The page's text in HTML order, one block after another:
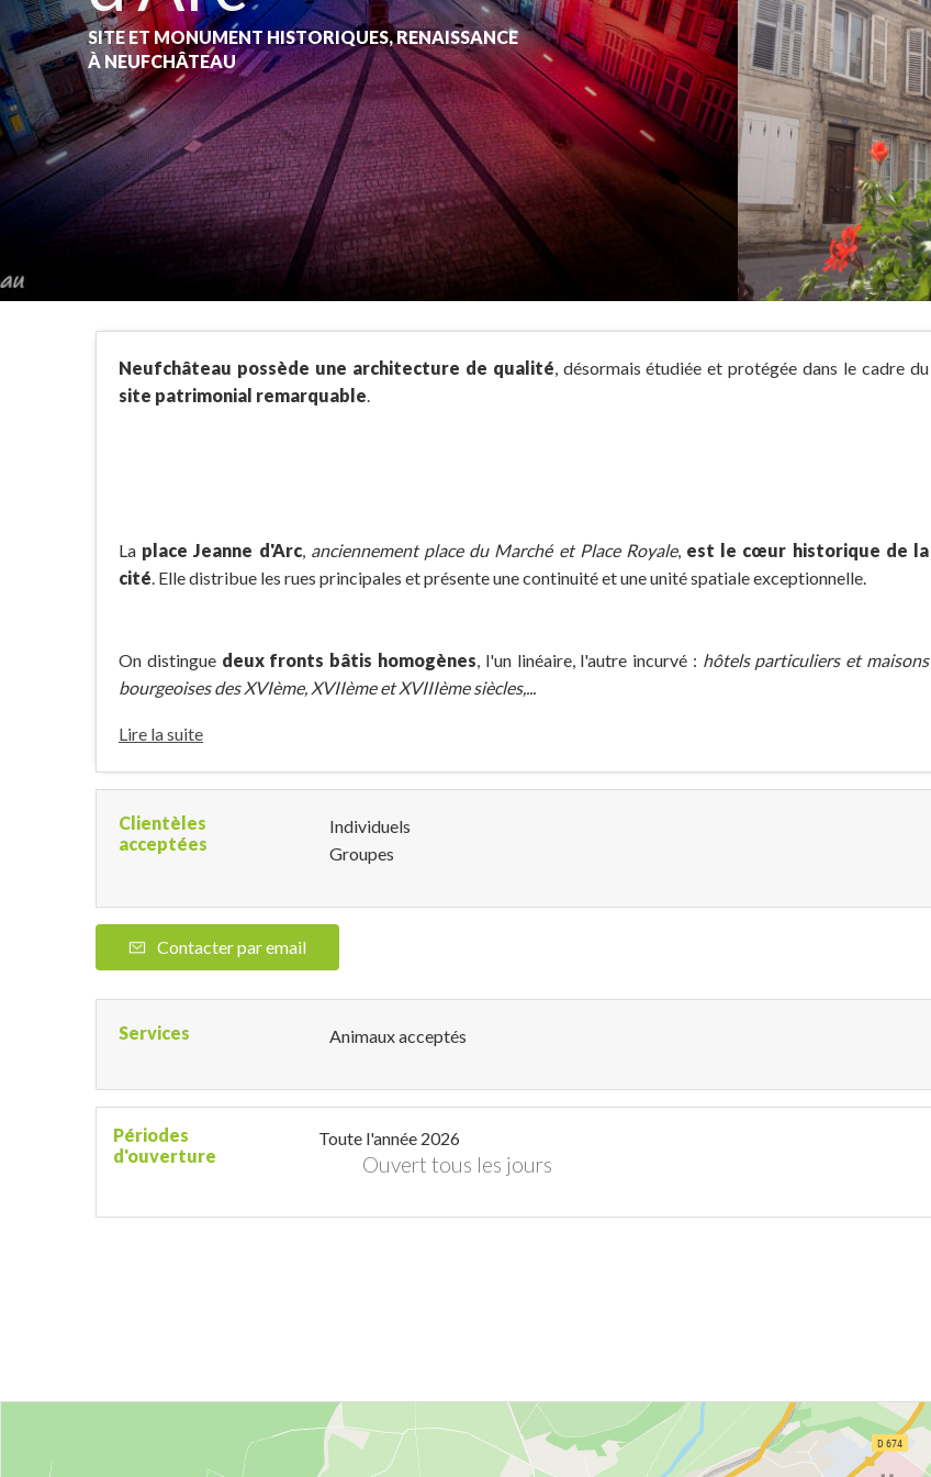
SITE ET MONUMENT HISTORIQUES,RENAISSANCE
À NEUFCHÂTEAU
Neufchâteau possède une architecture de qualité, désormais étudiée et protégée dans le cadre du
site patrimonial remarquable.
La place Jeanne d'Arc, anciennement place du Marché et Place Royale, est le cœur historique de la
cité. Elle distribue les rues principales et présente une continuité et une unité spatiale exceptionnelle.
On distingue deux fronts bâtis homogènes, l'un linéaire, l'autre incurvé : hôtels particuliers et maisons
bourgeoises des XVIème, XVIIème et XVIIIème siècles,...
Lire la suite
Clientèles
acceptées
Individuels
Groupes
Contacter par email
Services Animaux acceptés
Périodes
d'ouverture
Toute l'année 2026
Ouvert tous les jours